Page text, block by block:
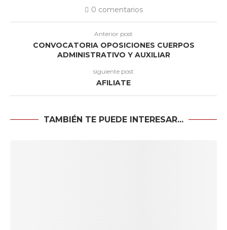
0 comentarios
Anterior post
CONVOCATORIA OPOSICIONES CUERPOS
ADMINISTRATIVO Y AUXILIAR
siguiente post
AFILIATE
TAMBIÉN TE PUEDE INTERESAR...